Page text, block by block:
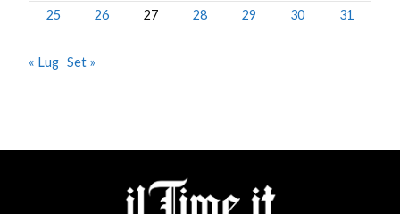
25
26 27 28 29 30 31
« Lug Set »